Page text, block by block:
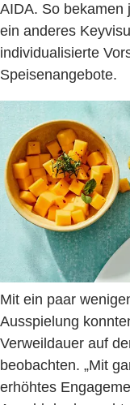
AIDA. So bekamen
ein anderes
individualisierte
Speisenangebote.
Mit ein paar
Ausspielung
Verweildauer auf
beobachten. „Mit
erhöhtes